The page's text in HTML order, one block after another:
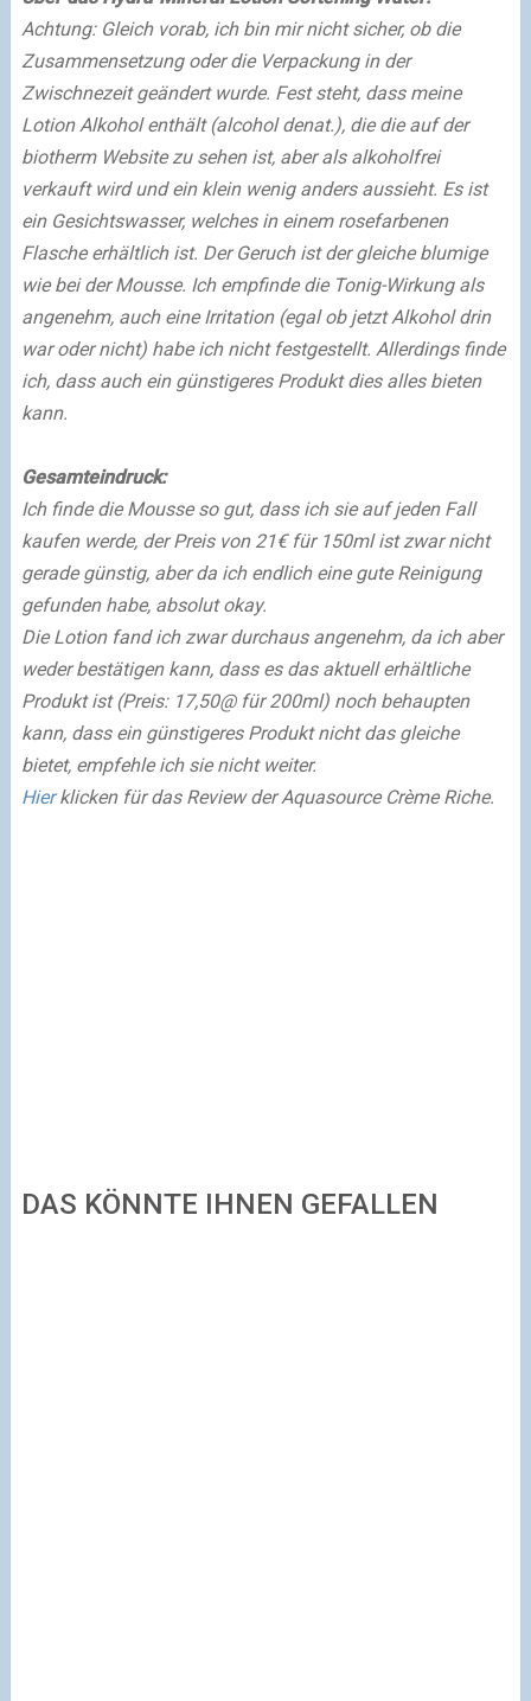
Achtung: Gleich vorab, ich bin mir nicht sicher, ob die
Zusammensetzung oder die Verpackung in der
Zwischnezeit geändert wurde. Fest steht, dass meine
Lotion Alkohol enthält (alcohol denat.), die die auf der
biotherm Website zu sehen ist, aber als alkoholfrei
verkauft wird und ein klein wenig anders aussieht. Es ist
ein Gesichtswasser, welches in einem rosefarbenen
Flasche erhältlich ist. Der Geruch ist der gleiche blumige
wie bei der Mousse. Ich empfinde die Tonig-Wirkung als
angenehm, auch eine Irritation (egal ob jetzt Alkohol drin
war oder nicht) habe ich nicht festgestellt. Allerdings finde
ich, dass auch ein günstigeres Produkt dies alles bieten
kann.
Gesamteindruck:
Ich finde die Mousse so gut, dass ich sie auf jeden Fall
kaufen werde, der Preis von 21€ für 150ml ist zwar nicht
gerade günstig, aber da ich endlich eine gute Reinigung
gefunden habe, absolut okay.
Die Lotion fand ich zwar durchaus angenehm, da ich aber
weder bestätigen kann, dass es das aktuell erhältliche
Produkt ist (Preis: 17,50@ für 200ml) noch behaupten
kann, dass ein günstigeres Produkt nicht das gleiche
bietet, empfehle ich sie nicht weiter.
Hierklicken für das Review der Aquasource Crème Riche.
DAS KÖNNTE IHNEN GEFALLEN